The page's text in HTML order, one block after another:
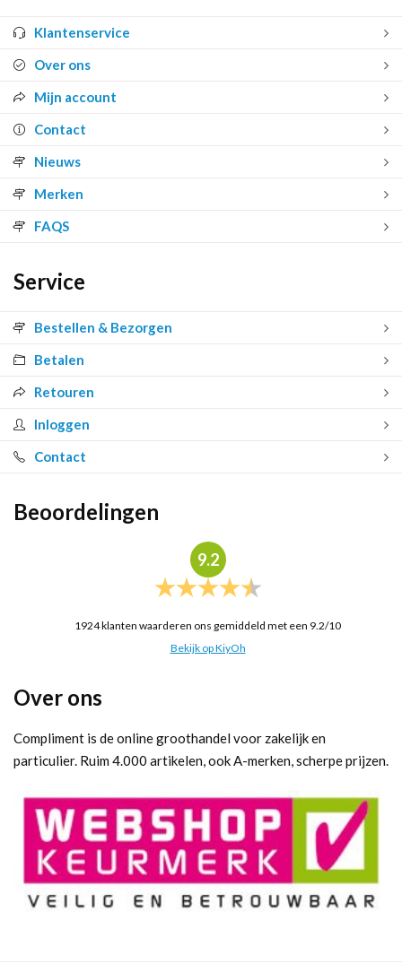
Klantenservice
Over ons
Mijn account
Contact
Nieuws
Merken
FAQS
Service
Bestellen & Bezorgen
Betalen
Retouren
Inloggen
Contact
Beoordelingen
9.2
1924klanten waarderen ons gemiddeld met een 9.2/10
Bekijk op KiyOh
Over ons
Compliment is de online groothandel voor zakelijk en
particulier. Ruim 4.000 artikelen, ook A-merken, scherpe prijzen.